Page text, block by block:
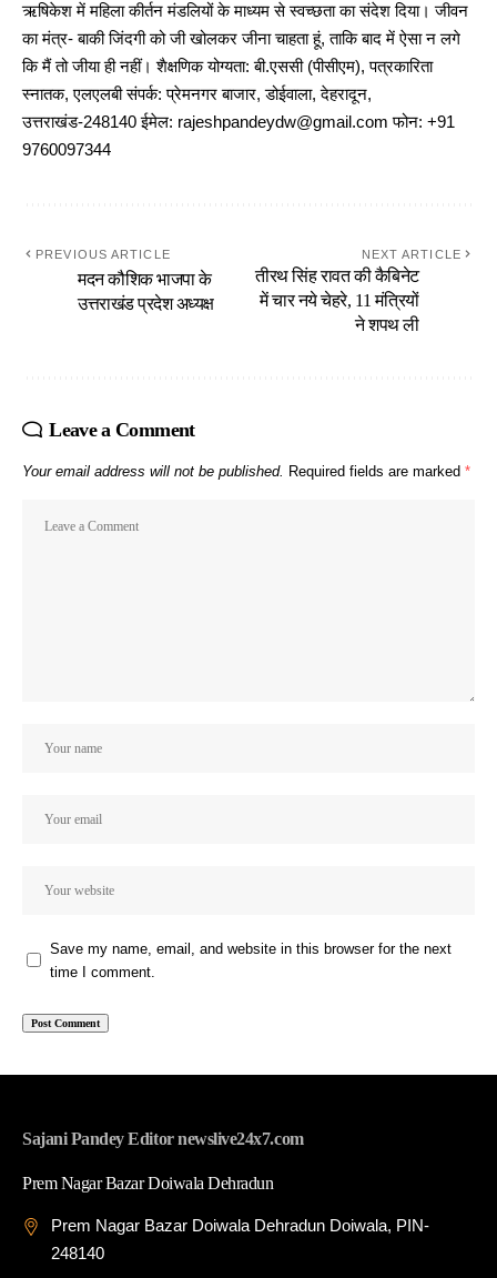
ऋषिकेश में महिला कीर्तन मंडलियों के माध्यम से स्वच्छता का संदेश दिया। जीवन
का मंत्र- बाकी जिंदगी को जी खोलकर जीना चाहता हूं, ताकि बाद में ऐसा न लगे
कि मैं तो जीया ही नहीं। शैक्षणिक योग्यता: बी.एससी (पीसीएम), पत्रकारिता
स्नातक, एलएलबी संपर्क: प्रेमनगर बाजार, डोईवाला, देहरादून,
उत्तराखंड-248140 ईमेल: rajeshpandeydw@gmail.com फोन: +91
9760097344
PREVIOUS ARTICLE
मदन कौशिक भाजपा के
उत्तराखंड प्रदेश अध्यक्ष
NEXT ARTICLE
तीरथ सिंह रावत की कैबिनेट
में चार नये चेहरे, 11 मंत्रियों
ने शपथ ली
Leave a Comment
Your email address will not be published. Required fields are marked *
Save my name, email, and website in this browser for the next
time I comment.
Sajani Pandey Editor newslive24x7.com
Prem Nagar Bazar Doiwala Dehradun
Prem Nagar Bazar Doiwala Dehradun Doiwala, PIN-
248140